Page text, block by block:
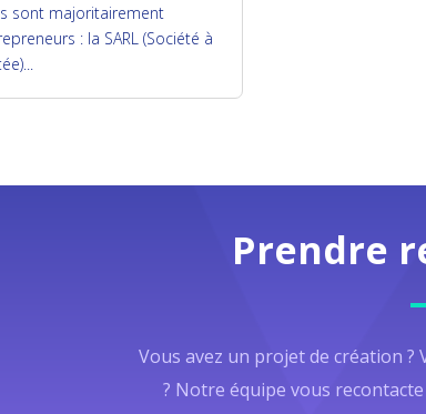
sont majoritairement
: la SARL (Société à
Prendre
Vous avez un projet de création
? Notre équipe vous